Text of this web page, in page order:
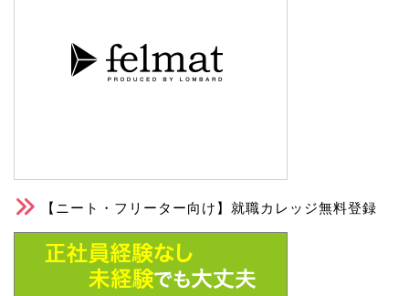
【ニート・フリーター向け】就職カレッジ無料登録